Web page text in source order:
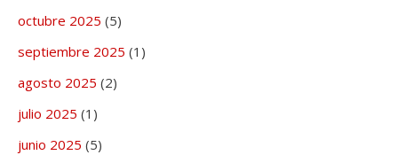
octubre 2025 (5)
septiembre 2025 (1)
agosto 2025 (2)
julio 2025 (1)
junio 2025 (5)